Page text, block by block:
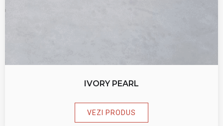
IVORY PEARL
VEZI PRODUS